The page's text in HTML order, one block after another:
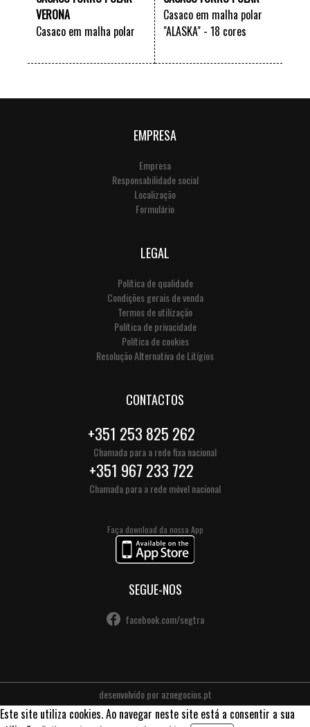
VERONA
Casaco em malha polar
Casaco em malha polar
"ALASKA" - 18 cores
EMPRESA
Empresa
Responsabilidade social
Localização
Formulário
LEGAL
Política de qualidade
Condições gerais de venda
Termos de utilização
Política de privacidade
Política de cookies
Resolução Alternativa de Litígios
CONTACTOS
+351 253 825 262
Chamada para a rede fixa nacional
+351 967 233 722
Chamada para a rede móvel nacional
Faça download da nossa App
SEGUE-NOS
facebook.com/segtra
desenvolvido poraznegocios.pt
Este site utiliza cookies. Ao navegar neste site está a consentir a sua